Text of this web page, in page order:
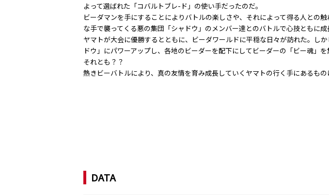
よって選ばれた「コバルトブレ-ド」の使い手だったのだ。
ビーダマンを手にすることによりバトルの楽しさや、それによって得る人との
な手で襲ってくる悪の集団「シャドウ」のメンバー達とのバトルで心技ともに
ヤマトが大会に優勝するとともに、ビーダワールドに平穏な日々が訪れた。し
ドウ」にパワーアップし、各地のビーダーを配下にしてビーダーの「ビー魂」
それとも？？
熱きビーバトルにより、真の友情を育み成長していくヤマトの行く手にあるもの
DATA